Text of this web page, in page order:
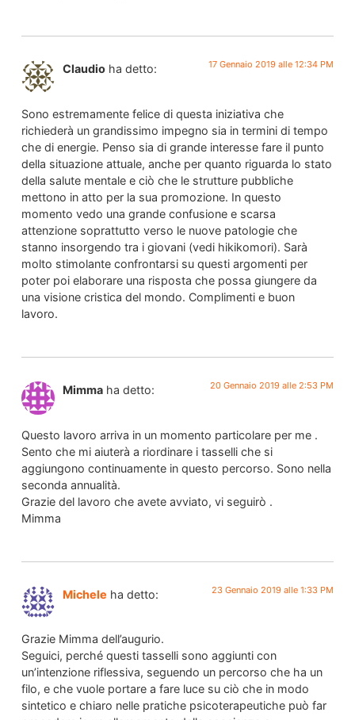
Claudio ha detto: 17 Gennaio 2019 alle 12:34 PM
Sono estremamente felice di questa iniziativa che
richiederà un grandissimo impegno sia in termini di tempo
che di energie. Penso sia di grande interesse fare il punto
della situazione attuale, anche per quanto riguarda lo stato
della salute mentale e ciò che le strutture pubbliche
mettono in atto per la sua promozione. In questo
momento vedo una grande confusione e scarsa
attenzione soprattutto verso le nuove patologie che
stanno insorgendo tra i giovani (vedi hikikomori). Sarà
molto stimolante confrontarsi su questi argomenti per
poter poi elaborare una risposta che possa giungere da
una visione cristica del mondo. Complimenti e buon
lavoro.
Mimma ha detto: 20 Gennaio 2019 alle 2:53 PM
Questo lavoro arriva in un momento particolare per me .
Sento che mi aiuterà a riordinare i tasselli che si
aggiungono continuamente in questo percorso. Sono nella
seconda annualità.
Grazie del lavoro che avete avviato, vi seguirò .
Mimma
Michele ha detto: 23 Gennaio 2019 alle 1:33 PM
Grazie Mimma dell’augurio.
Seguici, perché questi tasselli sono aggiunti con
un’intenzione riflessiva, seguendo un percorso che ha un
filo, e che vuole portare a fare luce su ciò che in modo
sintetico e chiaro nelle pratiche psicoterapeutiche può far